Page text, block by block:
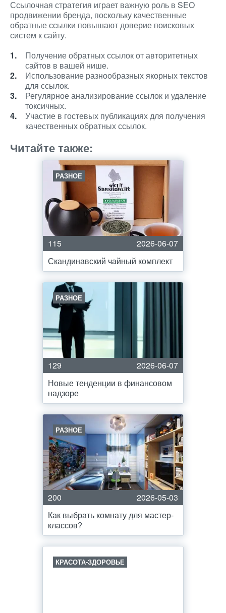
Ссылочная стратегия играет важную роль в SEO
продвижении бренда, поскольку качественные
обратные ссылки повышают доверие поисковых
систем к сайту.
Получение обратных ссылок от авторитетных
сайтов в вашей нише.
Использование разнообразных якорных текстов
для ссылок.
Регулярное анализирование ссылок и удаление
токсичных.
Участие в гостевых публикациях для получения
качественных обратных ссылок.
Читайте также:
РАЗНОЕ
115
2026-06-07
Скандинавский чайный комплект
РАЗНОЕ
129
2026-06-07
Новые тенденции в финансовом
надзоре
РАЗНОЕ
200
2026-05-03
Как выбрать комнату для мастер-
классов?
КРАСОТА-ЗДОРОВЬЕ